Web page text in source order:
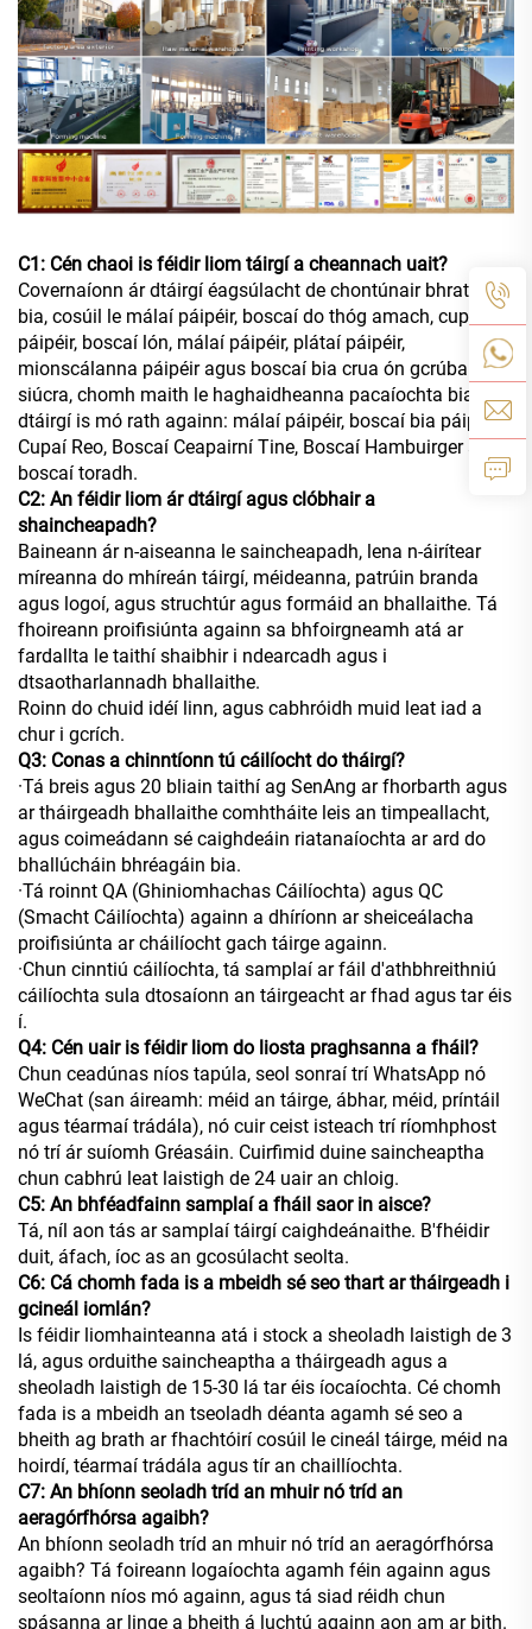
C1: Cén chaoi is féidir liom táirgí a cheannach uait?
Covernaíonn ár dtáirgí éagsúlacht de chontúnair bhratach
bia, cosúil le málaí páipéir, boscaí do thóg amach, cupaí
páipéir, boscaí lón, málaí páipéir, plátaí páipéir,
mionscálanna páipéir agus boscaí bia crua ón gcrúba
siúcra, chomh maith le haghaidheanna pacaíochta bia. Ár
dtáirgí is mó rath againn: málaí páipéir, boscaí bia páipéir,
Cupaí Reo, Boscaí Ceapairní Tine, Boscaí Hambuirger agus
boscaí toradh.
C2: An féidir liom ár dtáirgí agus clóbhair a
shaincheapadh?
Baineann ár n-aiseanna le saincheapadh, lena n-áirítear
míreanna do mhíreán táirgí, méideanna, patrúin branda
agus logoí, agus struchtúr agus formáid an bhallaithe. Tá
fhoireann proifisiúnta againn sa bhfoirgneamh atá ar
fardallta le taithí shaibhir i ndearcadh agus i
dtsaotharlannadh bhallaithe.
Roinn do chuid idéí linn, agus cabhróidh muid leat iad a
chur i gcrích.
Q3: Conas a chinntíonn tú cáilíocht do tháirgí?
·Tá breis agus 20 bliain taithí ag SenAng ar fhorbarth agus
ar tháirgeadh bhallaithe comhtháite leis an timpeallacht,
agus coimeádann sé caighdeáin riatanaíochta ar ard do
bhallúcháin bhréagáin bia.
·Tá roinnt QA (Ghiniomhachas Cáilíochta) agus QC
(Smacht Cáilíochta) againn a dhíríonn ar sheiceálacha
proifisiúnta ar cháilíocht gach táirge againn.
·Chun cinntiú cáilíochta, tá samplaí ar fáil d'athbhreithniú
cáilíochta sula dtosaíonn an táirgeacht ar fhad agus tar éis
í.
Q4: Cén uair is féidir liom do liosta praghsanna a fháil?
Chun ceadúnas níos tapúla, seol sonraí trí WhatsApp nó
WeChat (san áireamh: méid an táirge, ábhar, méid, príntáil
agus téarmaí trádála), nó cuir ceist isteach trí ríomhphost
nó trí ár suíomh Gréasáin. Cuirfimid duine saincheaptha
chun cabhrú leat laistigh de 24 uair an chloig.
C5: An bhféadfainn samplaí a fháil saor in aisce?
Tá, níl aon tás ar samplaí táirgí caighdeánaithe. B'fhéidir
duit, áfach, íoc as an gcosúlacht seolta.
C6: Cá chomh fada is a mbeidh sé seo thart ar tháirgeadh i
gcineál iomlán?
Is féidir liomhainteanna atá i stock a sheoladh laistigh de 3
lá, agus orduithe saincheaptha a tháirgeadh agus a
sheoladh laistigh de 15-30 lá tar éis íocaíochta. Cé chomh
fada is a mbeidh an tseoladh déanta agamh sé seo a
bheith ag brath ar fhachtóirí cosúil le cineál táirge, méid na
hoirdí, téarmaí trádála agus tír an chaillíochta.
C7: An bhíonn seoladh tríd an mhuir nó tríd an
aeragórfhórsa agaibh?
An bhíonn seoladh tríd an mhuir nó tríd an aeragórfhórsa
agaibh? Tá foireann logaíochta agamh féin againn agus
seoltaíonn níos mó againn, agus tá siad réidh chun
spásanna ar linge a bheith á luchtú againn aon am ar bith.